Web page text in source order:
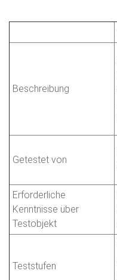
Beschreibung
Getestet von
Erforderliche
Kenntnisse über
Testobjekt
Teststufen